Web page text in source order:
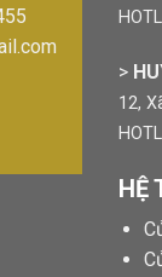
>
12,
HỆ